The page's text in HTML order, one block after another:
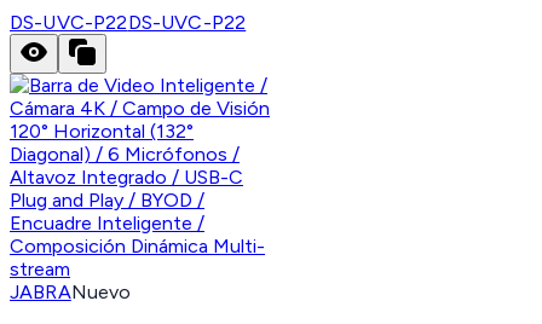
DS-UVC-P22DS-UVC-P22
JABRANuevo